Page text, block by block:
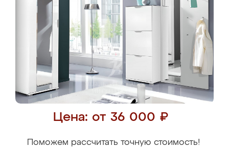
Цена: от 36 000 ₽
Поможем рассчитать точную стоимость!